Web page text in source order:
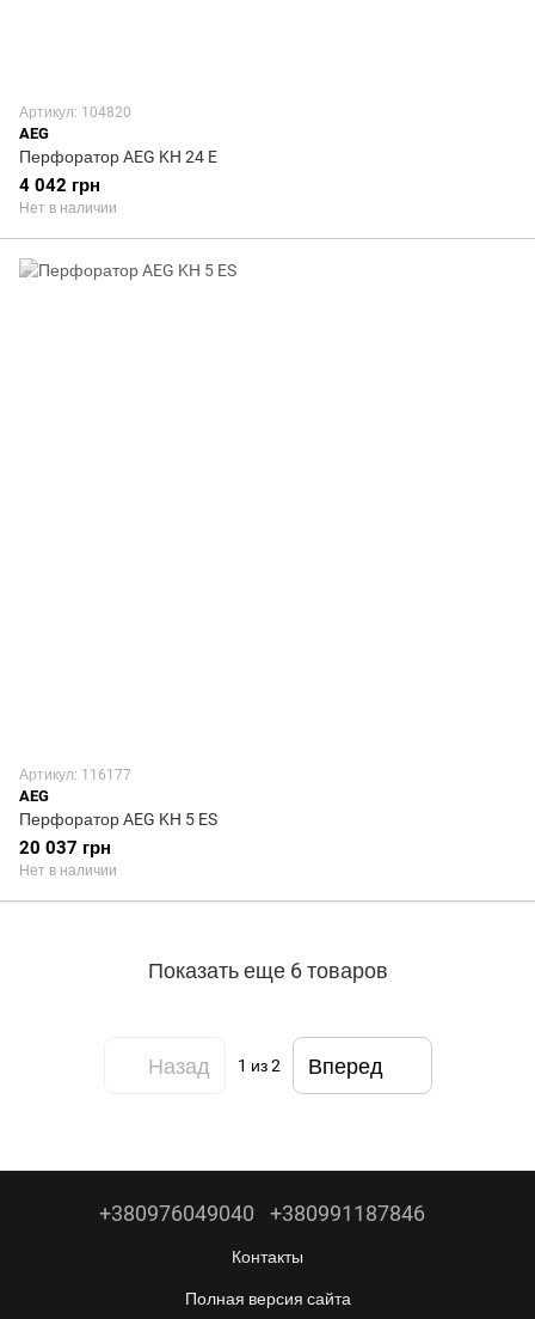
Артикул: 104820
AEG
Перфоратор AEG KH 24 E
4 042 грн
Нет в наличии
Артикул: 116177
AEG
Перфоратор AEG KH 5 ES
20 037 грн
Нет в наличии
Показать еще 6 товаров
Назад 1 из 2 Вперед
+380976049040 +380991187846
Контакты
Полная версия сайта